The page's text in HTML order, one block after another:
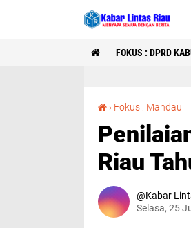
FOKUS : DPRD
› Fokus : Mandau
Riau
Kabar
Selasa, 25